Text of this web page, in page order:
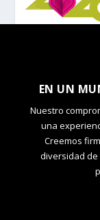
EN UN
Nuestro
una
Creemos
diversidad de